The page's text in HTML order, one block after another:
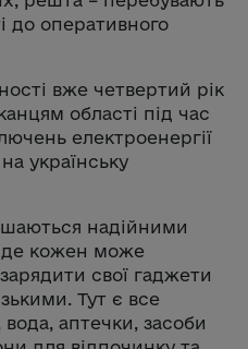
до оперативного
вже четвертий рік
області під час
електроенергії
українську
надійними
де кожен може
свої гаджети
Тут є все
аптечки, засоби